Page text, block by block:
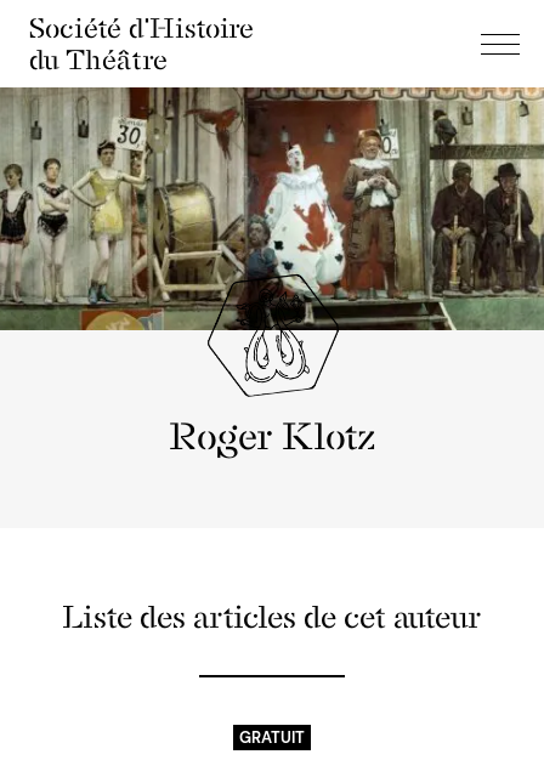
Société d'Histoire
du Théâtre
Roger Klotz
Liste des articles de cet auteur
GRATUIT